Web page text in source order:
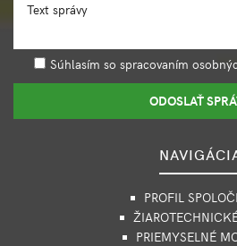
Text správy
Súhlasím so spracovaním
ODOSLAŤ
PROFIL
PRIEMYSELNÉ